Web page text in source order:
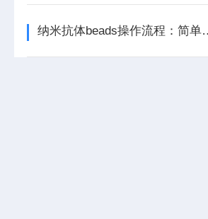
纳米抗体